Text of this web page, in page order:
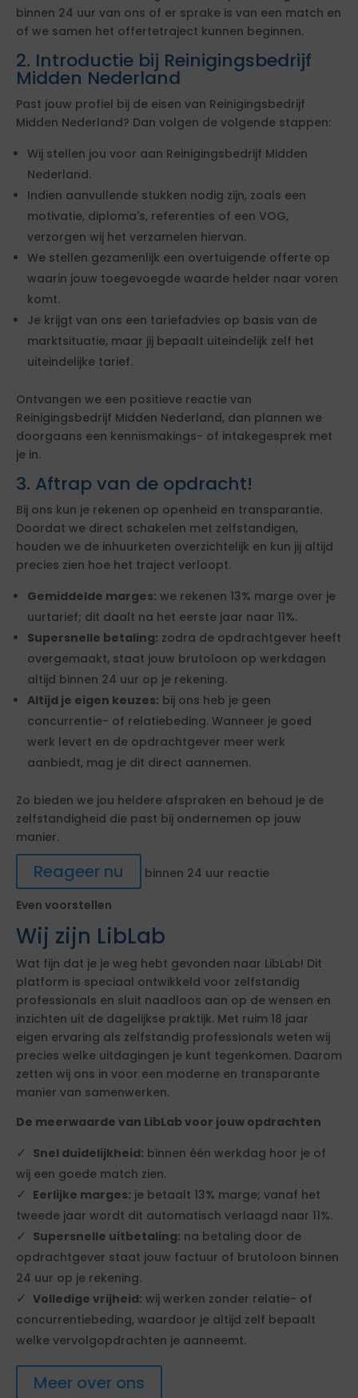
binnen 24 uur van ons of er sprake is van een match en
of we samen het offertetraject kunnen beginnen.
2. Introductie bij Reinigingsbedrijf
Midden Nederland
Past jouw profiel bij de eisen van Reinigingsbedrijf
Midden Nederland? Dan volgen de volgende stappen:
Wij stellen jou voor aan Reinigingsbedrijf Midden
Nederland.
Indien aanvullende stukken nodig zijn, zoals een
motivatie, diploma's, referenties of een VOG,
verzorgen wij het verzamelen hiervan.
We stellen gezamenlijk een overtuigende offerte op
waarin jouw toegevoegde waarde helder naar voren
komt.
Je krijgt van ons een tariefadvies op basis van de
marktsituatie, maar jij bepaalt uiteindelijk zelf het
uiteindelijke tarief.
Ontvangen we een positieve reactie van
Reinigingsbedrijf Midden Nederland, dan plannen we
doorgaans een kennismakings- of intakegesprek met
je in.
3. Aftrap van de opdracht!
Bij ons kun je rekenen op openheid en transparantie.
Doordat we direct schakelen met zelfstandigen,
houden we de inhuurketen overzichtelijk en kun jij altijd
precies zien hoe het traject verloopt.
Gemiddelde marges: we rekenen 13% marge over je
uurtarief; dit daalt na het eerste jaar naar 11%.
Supersnelle betaling: zodra de opdrachtgever heeft
overgemaakt, staat jouw brutoloon op werkdagen
altijd binnen 24 uur op je rekening.
Altijd je eigen keuzes: bij ons heb je geen
concurrentie- of relatiebeding. Wanneer je goed
werk levert en de opdrachtgever meer werk
aanbiedt, mag je dit direct aannemen.
Zo bieden we jou heldere afspraken en behoud je de
zelfstandigheid die past bij ondernemen op jouw
manier.
Reageer nu
binnen 24 uur reactie
Even voorstellen
Wij zijn LibLab
Wat fijn dat je je weg hebt gevonden naar LibLab! Dit
platform is speciaal ontwikkeld voor zelfstandig
professionals en sluit naadloos aan op de wensen en
inzichten uit de dagelijkse praktijk. Met ruim 18 jaar
eigen ervaring als zelfstandig professionals weten wij
precies welke uitdagingen je kunt tegenkomen. Daarom
zetten wij ons in voor een moderne en transparante
manier van samenwerken.
De meerwaarde van LibLab voor jouw opdrachten
Snel duidelijkheid: binnen één werkdag hoor je of
wij een goede match zien.
Eerlijke marges: je betaalt 13% marge; vanaf het
tweede jaar wordt dit automatisch verlaagd naar 11%.
Supersnelle uitbetaling: na betaling door de
opdrachtgever staat jouw factuur of brutoloon binnen
24 uur op je rekening.
Volledige vrijheid: wij werken zonder relatie- of
concurrentiebeding, waardoor je altijd zelf bepaalt
welke vervolgopdrachten je aanneemt.
Meer over ons